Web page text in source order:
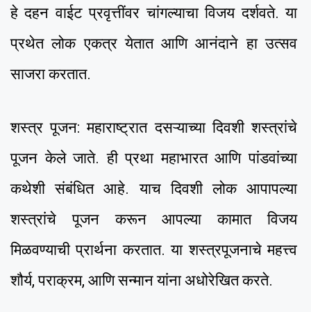
हे दहन वाईट प्रवृत्तींवर चांगल्याचा विजय दर्शवते. या
प्रथेत लोक एकत्र येतात आणि आनंदाने हा उत्सव
साजरा करतात.
शस्त्र पूजन: महाराष्ट्रात दसऱ्याच्या दिवशी शस्त्रांचे
पूजन केले जाते. ही प्रथा महाभारत आणि पांडवांच्या
कथेशी संबंधित आहे. याच दिवशी लोक आपापल्या
शस्त्रांचे पूजन करून आपल्या कामात विजय
मिळवण्याची प्रार्थना करतात. या शस्त्रपूजनाचे महत्त्व
शौर्य, पराक्रम, आणि सन्मान यांना अधोरेखित करते.